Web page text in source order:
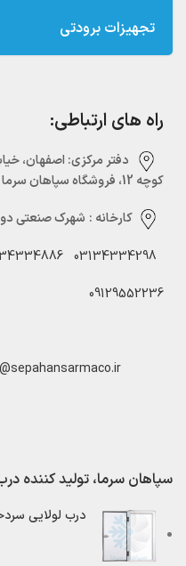
تجهیزات برودتی
راه های ارتباطی:
دفتر مرکزی:‌ اصفهان،
کوچه 12، فروشگاه سپاهان سرما
کارخانه : شهرک صنعتی دولت
03134334298
09129552236
سپاهان سرما، تولید کننده
درب لولایی